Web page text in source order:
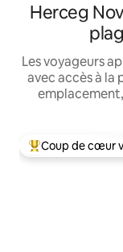
Herceg
Les voyageurs
avec accès à la
Coups de cœur
Coup de cœur